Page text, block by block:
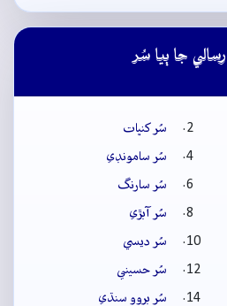
رسالي جا ٻيا سُر
سُر کنڀات
سُر سامونڊي
سُر سارنگ
سُر آبڙي
سُر ديسي
سُر حسيني
سُر بروو سنڌي